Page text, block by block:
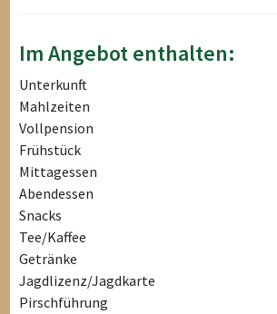
Im Angebot enthalten:
Unterkunft
Mahlzeiten
Vollpension
Frühstück
Mittagessen
Abendessen
Snacks
Tee/Kaffee
Getränke
Jagdlizenz/Jagdkarte
Pirschführung